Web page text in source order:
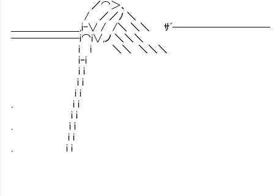
／⌒＞、
/ ／／ﾉ ＼
＿＿＿＿＿＿＿,i-∨ / /＼ ＼＼ ｻﾞ──────────
───────i⌒i∨,ノ ＼＼＼
i i ＼＼ ＼＼＼
i‐i
i i
i i
i i
. i i
i i
. i i
i i
. i i